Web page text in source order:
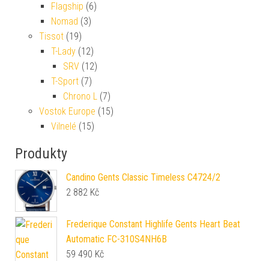
Flagship (6)
Nomad (3)
Tissot (19)
T-Lady (12)
SRV (12)
T-Sport (7)
Chrono L (7)
Vostok Europe (15)
Vilnelé (15)
Produkty
Candino Gents Classic Timeless C4724/2
2 882 Kč
Frederique Constant Highlife Gents Heart Beat
Automatic FC-310S4NH6B
59 490 Kč